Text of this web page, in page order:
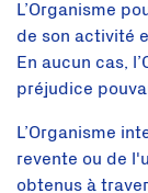
L’Organisme
de son activité
En aucun cas,
préjudice
L’Organisme
revente ou de
obtenus à